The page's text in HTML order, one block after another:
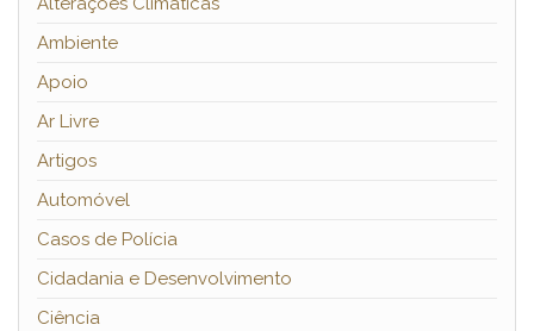
Ambiente
Apoio
Ar Livre
Artigos
Automóvel
Casos de Polícia
Cidadania e Desenvolvimento
Ciência